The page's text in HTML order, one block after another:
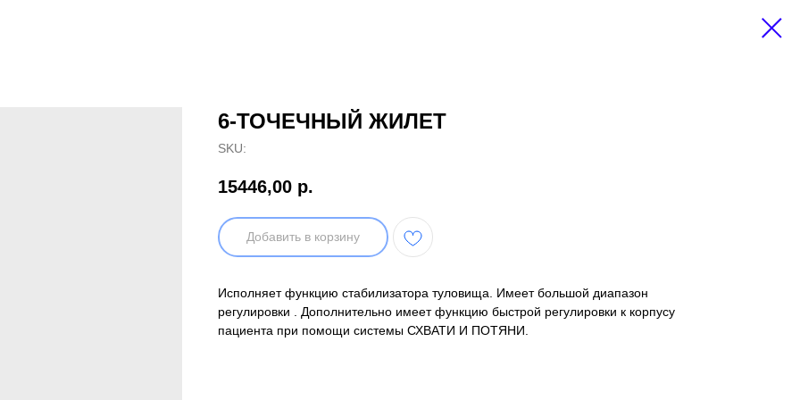
6-ТОЧЕЧНЫЙ ЖИЛЕТ
SKU:
15446,00 р.
Добавить в корзину
Исполняет функцию стабилизатора туловища. Имеет большой диапазон
регулировки . Дополнительно имеет функцию быстрой регулировки к корпусу
пациента при помощи системы СХВАТИ И ПОТЯНИ.